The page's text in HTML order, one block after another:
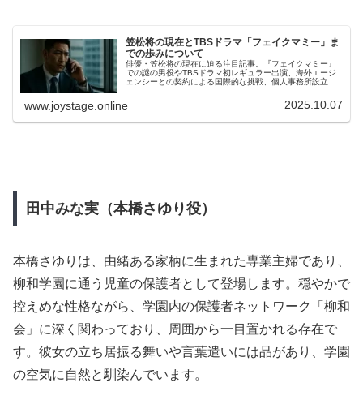
笠松将の現在とTBSドラマ「フェイクマミー」ま
での歩みについて
俳優・笠松将の現在に迫る注目記事。『フェイクマミー』
での謎の男役やTBSドラマ初レギュラー出演、海外エージ
ェンシーとの契約による国際的な挑戦、個人事務所設立後
婚観、日常の積み重ねが生む表現力まで、人間性と演技力
の深さを丁寧に掘り下げています。
www.joystage.online 2025.10.07
田中みな実（本橋さゆり役）
本橋さゆりは、由緒ある家柄に生まれた専業主婦であり、
柳和学園に通う児童の保護者として登場します。穏やかで
控えめな性格ながら、学園内の保護者ネットワーク「柳和
会」に深く関わっており、周囲から一目置かれる存在で
す。彼女の立ち居振る舞いや言葉遣いには品があり、学園
の空気に自然と馴染んでいます。